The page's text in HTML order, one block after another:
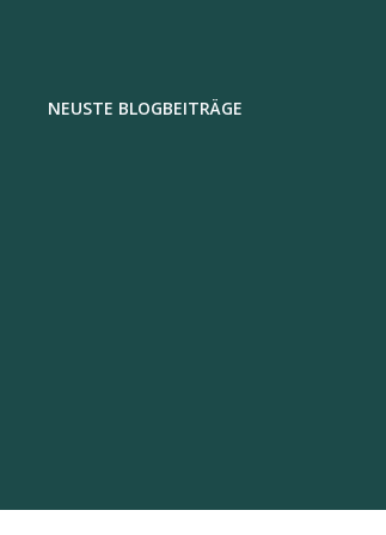
NEUSTE BLOGBEITRÄGE